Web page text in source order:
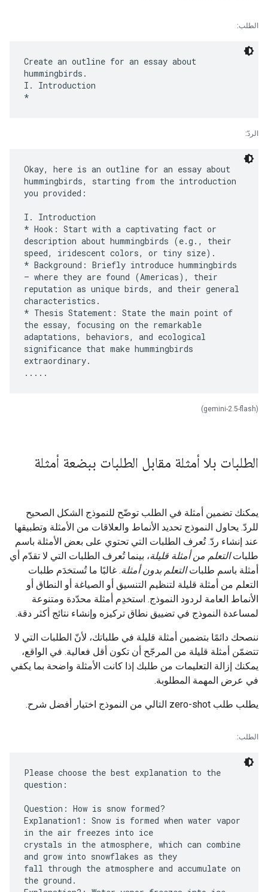
الطلب:
Create an outline for an essay about
hummingbirds.
I. Introduction
الردّ:
Okay, here is an outline for an essay about
hummingbirds, starting from the introduction
you provided:
I. Introduction
* Hook: Start with a captivating fact or
description about hummingbirds (e.g., their
speed, iridescent colors, or tiny size).
* Background: Briefly introduce hummingbirds
– where they are found (Americas), their
reputation as unique birds, and their general
characteristics.
* Thesis Statement: State the main point of
the essay, focusing on the remarkable
adaptations, behaviors, and ecological
significance that make hummingbirds
extraordinary.
(gemini-2.5-flash)
الطلبات بلا أمثلة مقابل الطلبات ببضعة أمثلة
يمكنك تضمين أمثلة في الطلب توضّح للنموذج الشكل الصحيح
للردّ. يحاول النموذج تحديد الأنماط والعلاقات من الأمثلة وتطبيقها
عند إنشاء ردّ. تُعرف الطلبات التي تحتوي على بعض الأمثلة باسم
طلباتالتعلم من أمثلة قليلة، بينما تُعرف الطلبات التي لا تقدّم أي
أمثلة باسم طلباتالتعلم بدون أمثلة. غالبًا ما تُستخدَم طلبات
التعلم من أمثلة قليلة لتنظيم التنسيق أو الصياغة أو النطاق أو
الأنماط العامة لردود النموذج. استخدِم أمثلة محدّدة ومتنوعة
لمساعدة النموذج في تضييق نطاق تركيزه وإنشاء نتائج أكثر دقة.
ننصحك دائمًا بتضمين أمثلة قليلة في طلباتك، لأنّ الطلبات التي لا
تتضمّن أمثلة قليلة من المرجّح أن تكون أقل فعالية. في الواقع،
يمكنك إزالة التعليمات من طلبك إذا كانت الأمثلة واضحة بما يكفي
في عرض المهمة المطلوبة.
يطلب طلب zero-shot التالي من النموذج اختيار أفضل شرح.
الطلب:
Please choose the best explanation to the
question:
Question: How is snow formed?
Explanation1: Snow is formed when water vapor
in the air freezes into ice
crystals in the atmosphere, which can combine
and grow into snowflakes as they
fall through the atmosphere and accumulate on
the ground.